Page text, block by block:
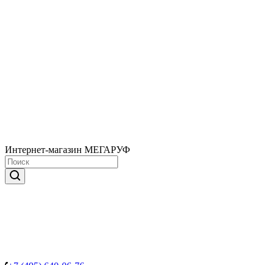
Интернет-магазин МЕГАРУФ